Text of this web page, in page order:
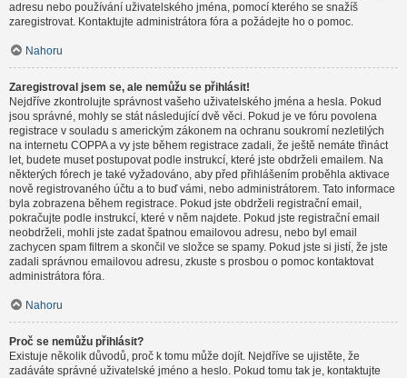
adresu nebo používání uživatelského jména, pomocí kterého se snažíš
zaregistrovat. Kontaktujte administrátora fóra a požádejte ho o pomoc.
Nahoru
Zaregistroval jsem se, ale nemůžu se přihlásit!
Nejdříve zkontrolujte správnost vašeho uživatelského jména a hesla. Pokud
jsou správné, mohly se stát následující dvě věci. Pokud je ve fóru povolena
registrace v souladu s americkým zákonem na ochranu soukromí nezletilých
na internetu COPPA a vy jste během registrace zadali, že ještě nemáte třináct
let, budete muset postupovat podle instrukcí, které jste obdrželi emailem. Na
některých fórech je také vyžadováno, aby před přihlášením proběhla aktivace
nově registrovaného účtu a to buď vámi, nebo administrátorem. Tato informace
byla zobrazena během registrace. Pokud jste obdrželi registrační email,
pokračujte podle instrukcí, které v něm najdete. Pokud jste registrační email
neobdrželi, mohli jste zadat špatnou emailovou adresu, nebo byl email
zachycen spam filtrem a skončil ve složce se spamy. Pokud jste si jistí, že jste
zadali správnou emailovou adresu, zkuste s prosbou o pomoc kontaktovat
administrátora fóra.
Nahoru
Proč se nemůžu přihlásit?
Existuje několik důvodů, proč k tomu může dojít. Nejdříve se ujistěte, že
zadáváte správné uživatelské jméno a heslo. Pokud tomu tak je, kontaktujte